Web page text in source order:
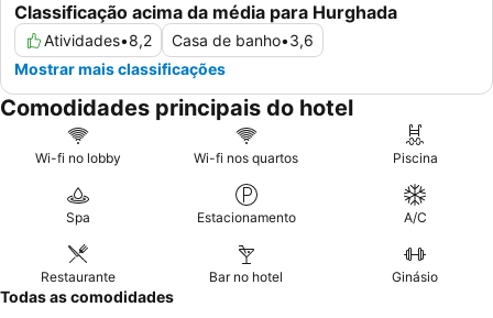
Classificação acima da média para Hurghada
Atividades•8,2 Casa de banho•3,6
Mostrar mais classificações
Comodidades principais do hotel
Wi-fi no lobby Wi-fi nos quartos Piscina
Spa Estacionamento A/C
Restaurante Bar no hotel Ginásio
Todas as comodidades